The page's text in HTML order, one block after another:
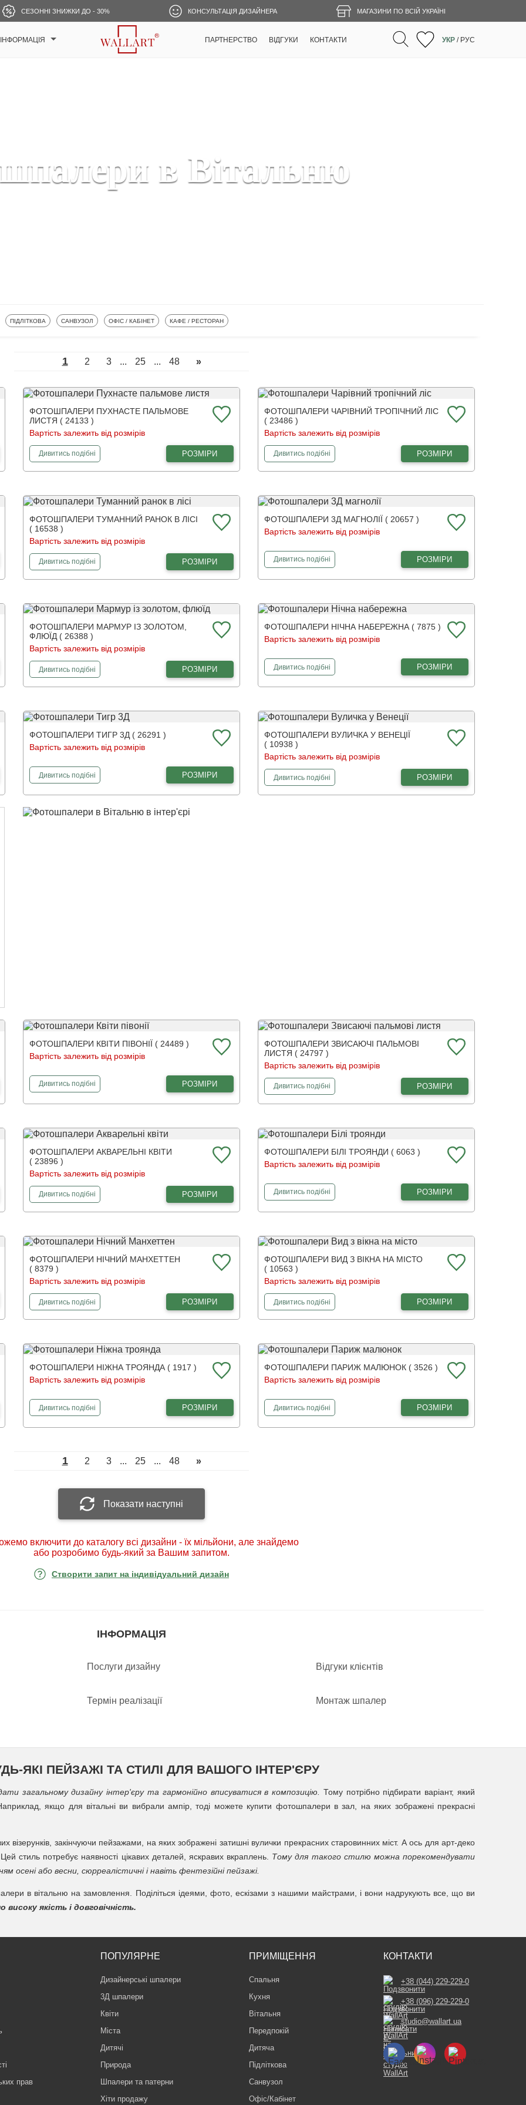
СЕЗОННІ ЗНИЖКИ ДО - 30% КОНСУЛЬТАЦІЯ ДИЗАЙНЕРА МАГАЗИНИ ПО ВСІЙ УКРАЇНІ
ІНФОРМАЦІЯ ПАРТНЕРСТВО ВІДГУКИ КОНТАКТИ УКР / РУС
в Вітальню
ФОТОШПАЛЕРИ
ПІДЛІТКОВА ФОТОШПАЛЕРИ
САНВУЗОЛ ФОТОШПАЛЕРИ
ОФІС / КАБІНЕТ ФОТОШПАЛЕРИ
КАФЕ / РЕСТОРАН
1 2 3 ... 25 ... 48 »
ФОТОШПАЛЕРИ ПУХНАСТЕ ПАЛЬМОВЕ
ЛИСТЯ ( 24133 )
Вартість залежить від розмірів
Дивитисьфотошпалери
подібніПухнасте пальмове листя РОЗМІРИ
ФОТОШПАЛЕРИ ЧАРІВНИЙ ТРОПІЧНИЙ ЛІС
( 23486 )
Вартість залежить від розмірів
Дивитисьфотошпалери
подібніЧарівний тропічний ліс РОЗМІРИ
ФОТОШПАЛЕРИ ТУМАННИЙ РАНОК В ЛІСІ
( 16538 )
Вартість залежить від розмірів
Дивитисьфотошпалери
подібніТуманний ранок в лісі РОЗМІРИ
ФОТОШПАЛЕРИ 3Д МАГНОЛІЇ ( 20657 )
Вартість залежить від розмірів
Дивитисьфотошпалери
подібні3Д магнолії РОЗМІРИ
ФОТОШПАЛЕРИ МАРМУР ІЗ ЗОЛОТОМ,
ФЛЮЇД ( 26388 )
Вартість залежить від розмірів
Дивитисьфотошпалери
подібніМармур із золотом, флюїдРОЗМІРИ
ФОТОШПАЛЕРИ НІЧНА НАБЕРЕЖНА ( 7875 )
Вартість залежить від розмірів
Дивитисьфотошпалери
подібніНічна набережна РОЗМІРИ
ФОТОШПАЛЕРИ ТИГР 3Д ( 26291 )
Вартість залежить від розмірів
Дивитисьфотошпалери
подібніТигр 3Д РОЗМІРИ
ФОТОШПАЛЕРИ ВУЛИЧКА У ВЕНЕЦІЇ
( 10938 )
Вартість залежить від розмірів
Дивитисьфотошпалери
подібніВуличка у Венеції РОЗМІРИ
ФОТОШПАЛЕРИ КВІТИ ПІВОНІЇ ( 24489 )
Вартість залежить від розмірів
Дивитисьфотошпалери
подібніКвіти півонії РОЗМІРИ
ФОТОШПАЛЕРИ ЗВИСАЮЧІ ПАЛЬМОВІ
ЛИСТЯ ( 24797 )
Вартість залежить від розмірів
Дивитисьфотошпалери
подібніЗвисаючі пальмові листя РОЗМІРИ
ФОТОШПАЛЕРИ АКВАРЕЛЬНІ КВІТИ
( 23896 )
Вартість залежить від розмірів
Дивитисьфотошпалери
подібніАкварельні квіти РОЗМІРИ
ФОТОШПАЛЕРИ БІЛІ ТРОЯНДИ ( 6063 )
Вартість залежить від розмірів
Дивитисьфотошпалери
подібніБілі троянди РОЗМІРИ
ФОТОШПАЛЕРИ НІЧНИЙ МАНХЕТТЕН
( 8379 )
Вартість залежить від розмірів
Дивитисьфотошпалери
подібніНічний Манхеттен РОЗМІРИ
ФОТОШПАЛЕРИ ВИД З ВІКНА НА МІСТО
( 10563 )
Вартість залежить від розмірів
Дивитисьфотошпалери
подібніВид з вікна на місто РОЗМІРИ
ФОТОШПАЛЕРИ НІЖНА ТРОЯНДА ( 1917 )
Вартість залежить від розмірів
Дивитисьфотошпалери
подібніНіжна троянда РОЗМІРИ
ФОТОШПАЛЕРИ ПАРИЖ МАЛЮНОК ( 3526 )
Вартість залежить від розмірів
Дивитисьфотошпалери
подібніПариж малюнок РОЗМІРИ
1 2 3 ... 25 ... 48 »
Показати наступні
включити до каталогу всі дизайни - їх мільйони, але знайдемо
або розробимо будь-який за Вашим запитом.
Створити запит на індивідуальний дизайн
ІНФОРМАЦІЯ
Послуги дизайну Відгуки клієнтів
Термін реалізації Монтаж шпалер
ЯКІ ПЕЙЗАЖІ ТА СТИЛІ ДЛЯ ВАШОГО ІНТЕР'ЄРУ
загальному дизайну інтер'єру та гармонійно вписуватися в композицію.
Тому потрібно підбирати варіант, який
якщо для вітальні ви вибрали ампір, тоді можете купити фотошпалери в зал, на яких зображені прекрасні
візерунків, закінчуючи пейзажами, на яких зображені затишні вулички прекрасних старовинних міст. А ось для арт-деко
стиль потребує наявності цікавих деталей, яскравих вкраплень.
Тому для такого стилю можна порекомендувати
осені або весни, сюрреалістичні і навіть фентезійні пейзажі.
в вітальню на замовлення. Поділіться ідеями, фото, ескізами з нашими майстрами, і вони надрукують все, що ви
якість і довговічність.
прав
ПОПУЛЯРНЕ
Дизайнерські шпалери
3Д шпалери
Квіти
Міста
Дитячі
Природа
Шпалери та патерни
Хіти продажу
ПРИМІЩЕННЯ
Спальня
Кухня
Вітальня
Передпокій
Дитяча
Підліткова
Санвузол
Офіс/Кабінет
КОНТАКТИ
+38 (044) 229-229-0
+38 (096) 229-229-0
studio@wallart.ua